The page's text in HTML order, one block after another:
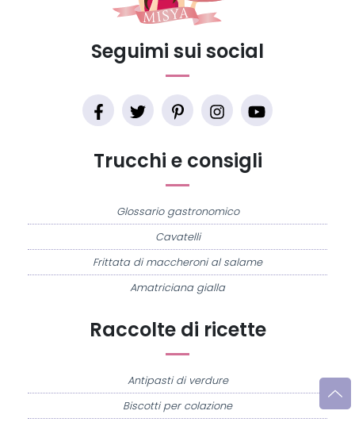
Raccolte di ricette
Antipasti di verdure
Biscotti per colazione
Trucchi e consigli
Glossario gastronomico
Cavatelli
Frittata di maccheroni al salame
Amatriciana gialla
Seguimi sui social